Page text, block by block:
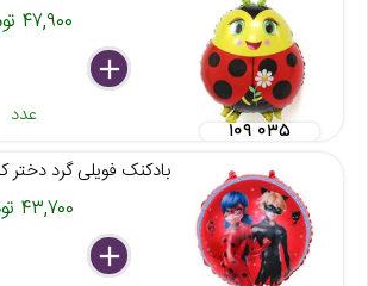
۴۷,۹۰۰ تومان
delete
remove
add
عدد
۱۰۹ ۰۳۵
بادکنک فویلی گرد
۴۳,۷۰۰ تومان
delete
remove
add